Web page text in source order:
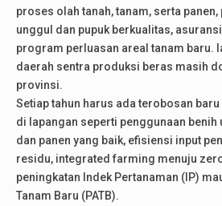
proses olah tanah, tanam, serta
unggul dan pupuk berkualitas,
program perluasan areal tanam baru.
daerah sentra produksi beras masih
provinsi.
Setiap tahun harus ada terobosan
di lapangan seperti penggunaan benih
dan panen yang baik, efisiensi input
residu, integrated farming menuju
peningkatan Indek Pertanaman (IP)
Tanam Baru (PATB).